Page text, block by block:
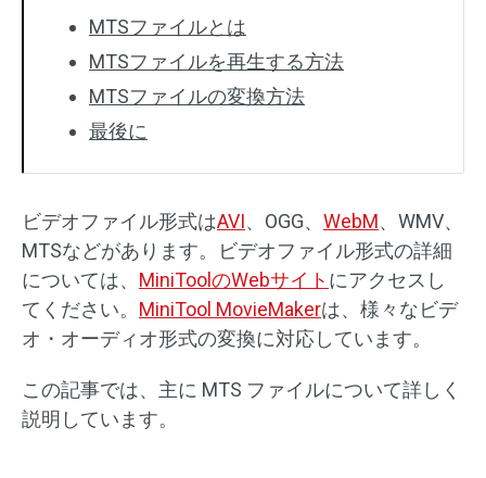
MTSファイルとは
MTSファイルを再生する方法
MTSファイルの変換方法
最後に
ビデオファイル形式はAVI、OGG、 WebM、WMV、
MTSなどがあります。ビデオファイル形式の詳細
については、 MiniToolのWebサイト にアクセスし
てください。 MiniTool MovieMakerは、様々なビデ
オ・オーディオ形式の変換に対応しています。
この記事では、主に MTS ファイルについて詳しく
説明しています。